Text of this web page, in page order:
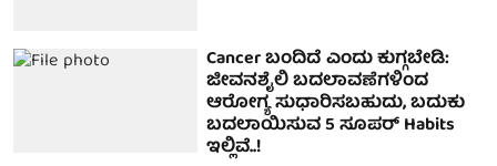
Cancer ಬಂದಿದೆ ಎಂದು ಕುಗ್ಗಬೇಡಿ:
ಜೀವನಶೈಲಿ ಬದಲಾವಣೆಗಳಿಂದ
ಆರೋಗ್ಯ ಸುಧಾರಿಸಬಹುದು, ಬದುಕು
ಬದಲಾಯಿಸುವ 5 ಸೂಪರ್ Habits
ಇಲ್ಲಿವೆ..!